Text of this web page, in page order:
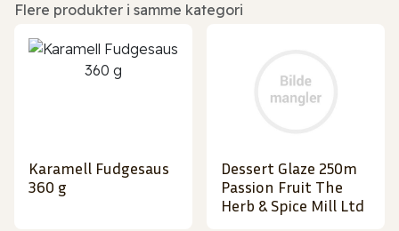
Flere produkter i samme kategori
Karamell Fudgesaus
360 g
Dessert Glaze 250m
Passion Fruit The
Herb & Spice Mill Ltd